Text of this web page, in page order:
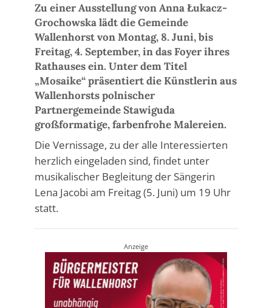
Zu einer Ausstellung von Anna Łukacz-
Grochowska lädt die Gemeinde
Wallenhorst von Montag, 8. Juni, bis
Freitag, 4. September, in das Foyer ihres
Rathauses ein. Unter dem Titel
„Mosaike“ präsentiert die Künstlerin aus
Wallenhorsts polnischer
Partnergemeinde Stawiguda
großformatige, farbenfrohe Malereien.
Die Vernissage, zu der alle Interessierten
herzlich eingeladen sind, findet unter
musikalischer Begleitung der Sängerin
Lena Jacobi am Freitag (5. Juni) um 19 Uhr
statt.
Anzeige